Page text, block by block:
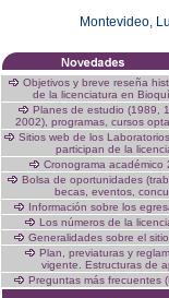
Montevideo,
Objetivos y breve reseña
de la licenciatura en
Planes de estudio (1989,
2002), programas, cursos
Sitios web de los
participan de la
Cronograma académico
Bolsa de oportunidades
becas, eventos,
Información sobre los
Los números de la
Generalidades sobre el
Plan, previaturas y
vigente. Estructuras de
Preguntas más frecuentes